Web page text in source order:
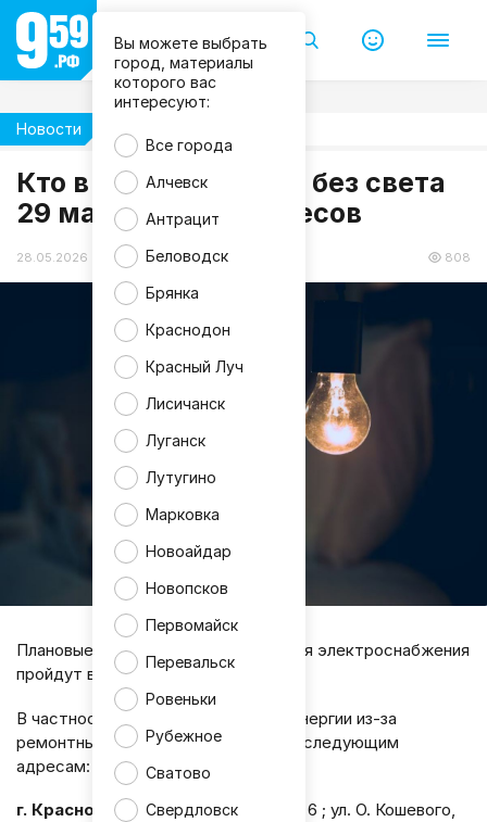
Вы можете выбрать
город, материалы
которого вас
интересуют:
Все города
Алчевск
Антрацит
Беловодск
Брянка
Краснодон
Красный Луч
Лисичанск
Луганск
Лутугино
Марковка
Новоайдар
Новопсков
Первомайск
Перевальск
Ровеньки
Рубежное
Сватово
Свердловск
Новости
Кто в ЛНР останется без света
29 мая? Список адресов
28.05.2026 21:22 808
M
g
n
i
f
c
Плановые и внеплановые ограничения электроснабжения
пройдут в ЛНР в пятницу, 29 мая.
В частности, отключение электроэнергии из-за
ремонтных работ запланировано по следующим
адресам:
г. Краснодон:
ул. Садовая, д. 3, 4,5, 6 ; ул. О. Кошевого,